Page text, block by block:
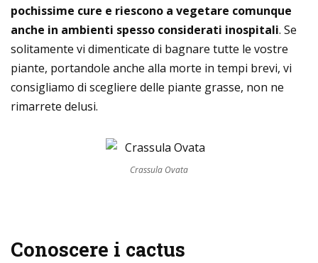
pochissime cure e riescono a vegetare comunque
anche in ambienti spesso considerati inospitali. Se
solitamente vi dimenticate di bagnare tutte le vostre
piante, portandole anche alla morte in tempi brevi, vi
consigliamo di scegliere delle piante grasse, non ne
rimarrete delusi.
Crassula Ovata
Conoscere i cactus